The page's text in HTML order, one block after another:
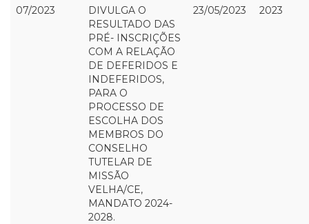
07/2023
DIVULGA O
RESULTADO DAS
PRÉ- INSCRIÇÕES
COM A RELAÇÃO
DE DEFERIDOS E
INDEFERIDOS,
PARA O
PROCESSO DE
ESCOLHA DOS
MEMBROS DO
CONSELHO
TUTELAR DE
MISSÃO
VELHA/CE,
MANDATO 2024-
2028.
23/05/2023 2023